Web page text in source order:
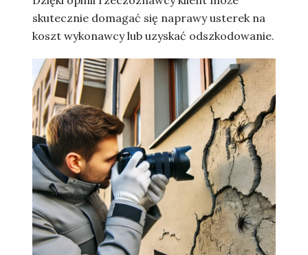
skutecznie domagać się naprawy usterek na
koszt wykonawcy lub uzyskać odszkodowanie.